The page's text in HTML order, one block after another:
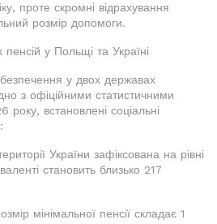
проте скромні відрахування
розмір допомоги.
пенсій у Польщі та Україні
у двох державах
з офіційними статистичними
встановлені соціальні
України зафіксована на рівні
становить близько 217
мінімальної пенсії складає 1